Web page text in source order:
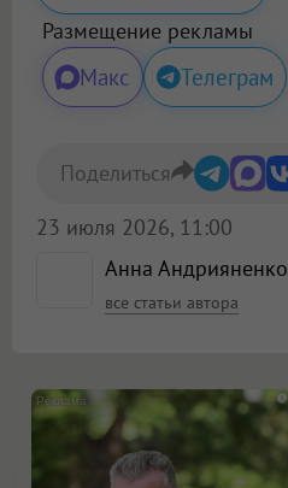
Размещение рекламы
Макс Телеграм
Анна Андрияненко
все статьи автора
23 июля 2026, 11:00
Поделиться
i